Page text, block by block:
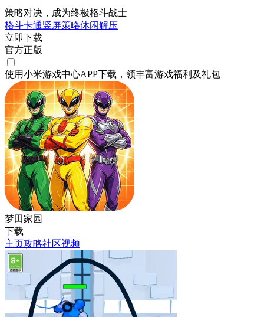
策略对决，成为终极格斗战士
格斗卡通竖屏策略休闲解压
立即下载
官方正版
使用小米游戏中心APP下载 ，领丰富游戏福利 及礼包
梦田家园
下载
主页攻略社区视频